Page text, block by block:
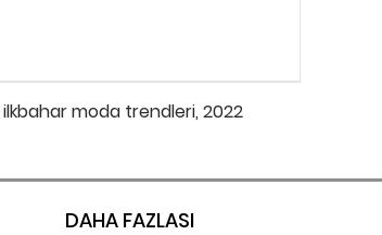
moda trendleri, 2022
DAHA FAZLASI